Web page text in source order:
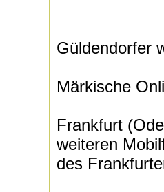
Güldendorfer
Märkische
Frankfurt
weiteren
des